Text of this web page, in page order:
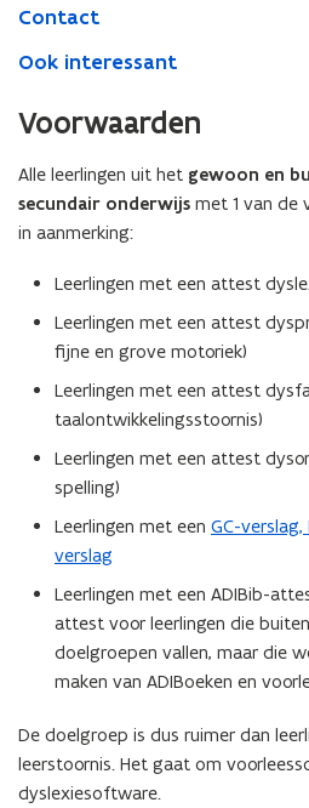
Contact
Ook interessant
Voorwaarden
Alle leerlingen uit het gewoon en
secundair onderwijs met 1 van de
in aanmerking:
Leerlingen met een attest
Leerlingen met een attest
fijne en grove motoriek)
Leerlingen met een attest
taalontwikkelingsstoornis)
Leerlingen met een attest
spelling)
Leerlingen met een GC-
verslag
Leerlingen met een ADIBib-
attest voor leerlingen die
doelgroepen vallen, maar die
maken van ADIBoeken en
De doelgroep is dus ruimer dan
leerstoornis. Het gaat om
dyslexiesoftware.